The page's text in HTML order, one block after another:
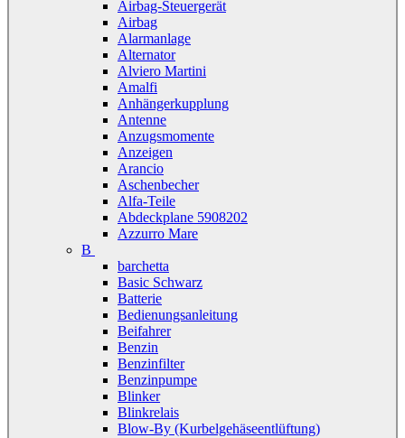
Airbag-Steuergerät
Airbag
Alarmanlage
Alternator
Alviero Martini
Amalfi
Anhängerkupplung
Antenne
Anzugsmomente
Anzeigen
Arancio
Aschenbecher
Alfa-Teile
Abdeckplane 5908202
Azzurro Mare
B
barchetta
Basic Schwarz
Batterie
Bedienungsanleitung
Beifahrer
Benzin
Benzinfilter
Benzinpumpe
Blinker
Blinkrelais
Blow-By (Kurbelgehäseentlüftung)